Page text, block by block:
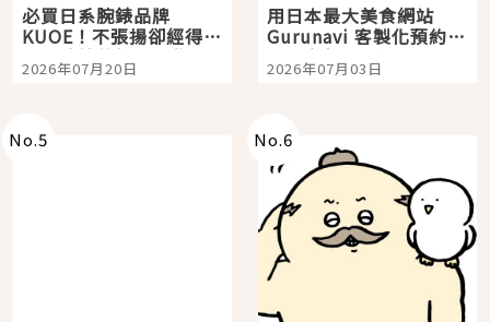
必買日系腕錶品牌
KUOE！不張揚卻經得起
時間洗鍊的經典之作五
選
2026年07月20日
用日本最大美食網站
Gurunavi 客製化預約九
大都市餐廳，打造專屬
美食體驗！
2026年07月03日
No.5 No.6